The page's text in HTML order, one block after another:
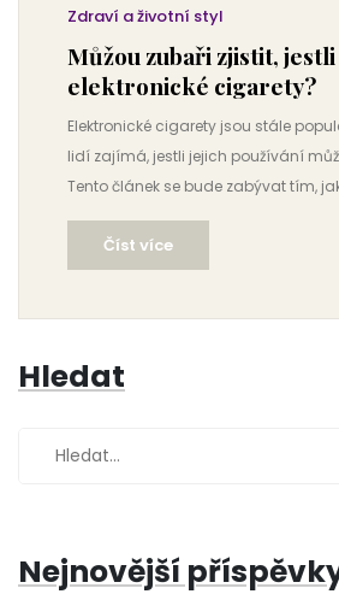
Zdraví a životní styl
Můžou zubaři zjistit,
elektronické cigarety?
Elektronické cigarety jsou stále
lidí zajímá, jestli jejich používání
Tento článek se bude zabývat tím,
zubaři vidět v ústech kuřáků
na co si dát pozor, pokud tuto formu
preferujete. Podíváme se také na to,
Číst více
Hledat
Nejnovější